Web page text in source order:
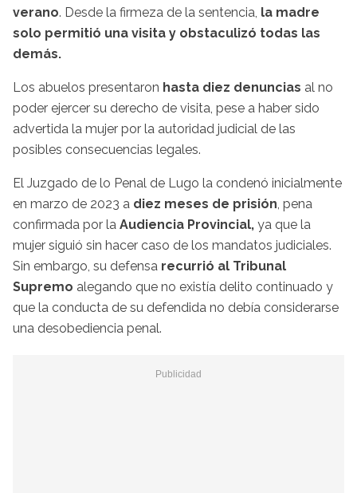
verano. Desde la firmeza de la sentencia, la madre
solo permitió una visita y obstaculizó todas las
demás.
Los abuelos presentaron hasta diez denuncias al no
poder ejercer su derecho de visita, pese a haber sido
advertida la mujer por la autoridad judicial de las
posibles consecuencias legales.
El Juzgado de lo Penal de Lugo la condenó inicialmente
en marzo de 2023 a diez meses de prisión, pena
confirmada por la Audiencia Provincial, ya que la
mujer siguió sin hacer caso de los mandatos judiciales.
Sin embargo, su defensa recurrió al Tribunal
Supremo alegando que no existía delito continuado y
que la conducta de su defendida no debía considerarse
una desobediencia penal.